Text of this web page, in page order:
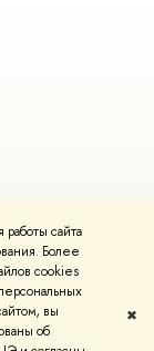
сайта
Более
cookies
вы
об
✖